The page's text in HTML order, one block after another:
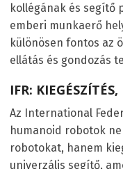
kollégának és segítő
emberi munkaerő
különösen fontos az
ellátás és gondozás
IFR:
Az International
humanoid robotok
robotokat, hanem
univerzális segítő,